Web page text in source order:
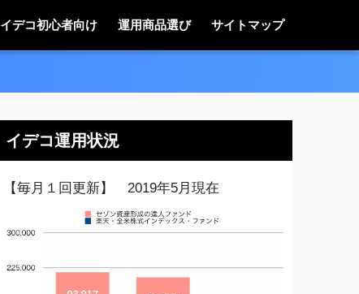
イデコ初心者向け 運用商品選び サイトマップ
イデコ運用状況
【毎月１回更新】 2019年5月現在